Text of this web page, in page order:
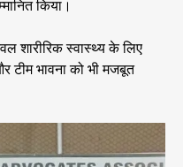
किया।
शारीरिक स्वास्थ्य के लिए
भावना को भी मजबूत